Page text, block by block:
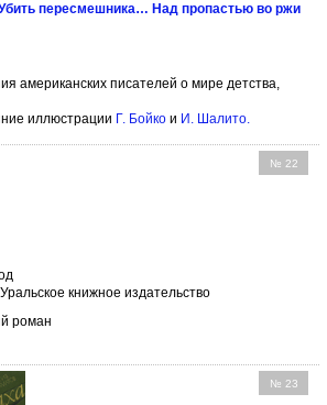
пересмешника… Над пропастью во ржи
американских писателей о мире детства,
иллюстрации Г. Бойко и И. Шалито.
№ 22
книжное издательство
роман
№ 23